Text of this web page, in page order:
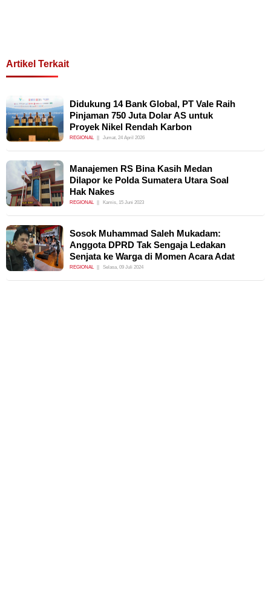
Artikel Terkait
Didukung 14 Bank Global, PT Vale Raih
Pinjaman 750 Juta Dolar AS untuk
Proyek Nikel Rendah Karbon
REGIONAL Jumat, 24 April 2026
Manajemen RS Bina Kasih Medan
Dilapor ke Polda Sumatera Utara Soal
Hak Nakes
REGIONAL Kamis, 15 Juni 2023
Sosok Muhammad Saleh Mukadam:
Anggota DPRD Tak Sengaja Ledakan
Senjata ke Warga di Momen Acara Adat
REGIONAL Selasa, 09 Juli 2024